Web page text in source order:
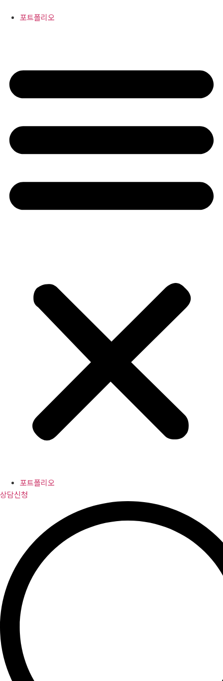
포트폴리오
포트폴리오
상담신청